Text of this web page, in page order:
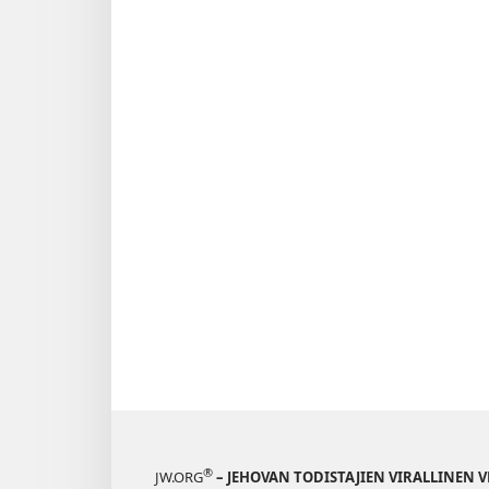
JW.ORG® – JEHOVAN TODISTAJIEN VIRALLINEN